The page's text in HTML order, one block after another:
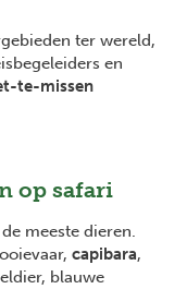
ter wereld,
en
te-missen
op safari
meeste dieren.
capibara,
blauwe